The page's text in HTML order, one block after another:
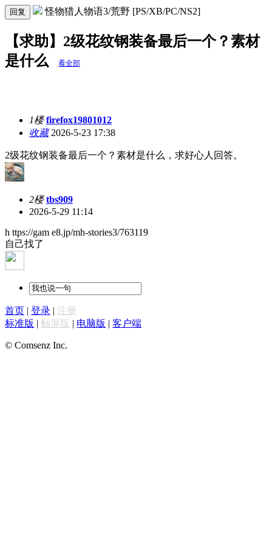
回复 怪物猎人物语3/荒野 [PS/XB/PC/NS2]
【求助】2级花纹钢装备最后一个？素材
是什么
看全部
1楼 firefox19801012
收藏2026-5-23 17:38
2级花纹钢装备最后一个？素材是什么，求好心人回答。
2楼 tbs909
2026-5-29 11:14
h ttps://gam e8.jp/mh-stories3/763119
自己找了
首页 | 登录 | 注册
标准版 | 触屏版 | 电脑版 | 客户端
© Comsenz Inc.